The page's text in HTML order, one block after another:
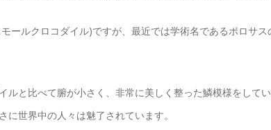
ールクロコダイル)ですが、最近では学術名であるポロサス
ルと比べて腑が小さく、非常に美しく整った鱗模様をしてい
に世界中の人々は魅了されています。